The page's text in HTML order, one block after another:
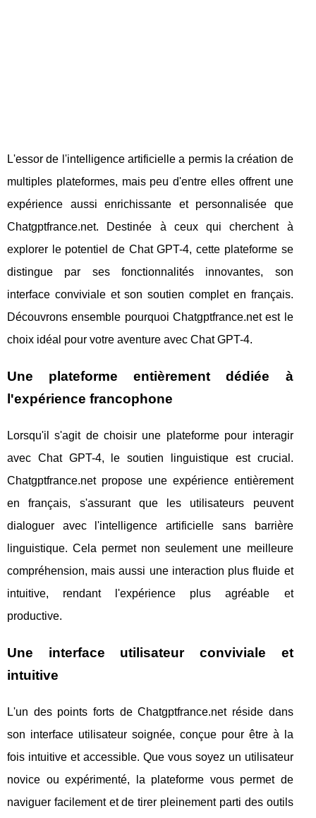
L'essor de l'intelligence artificielle a permis la création de
multiples plateformes, mais peu d'entre elles offrent une
expérience aussi enrichissante et personnalisée que
Chatgptfrance.net. Destinée à ceux qui cherchent à
explorer le potentiel de Chat GPT-4, cette plateforme se
distingue par ses fonctionnalités innovantes, son
interface conviviale et son soutien complet en français.
Découvrons ensemble pourquoi Chatgptfrance.net est le
choix idéal pour votre aventure avec Chat GPT-4.
Une plateforme entièrement dédiée à
l'expérience francophone
Lorsqu'il s'agit de choisir une plateforme pour interagir
avec Chat GPT-4, le soutien linguistique est crucial.
Chatgptfrance.net propose une expérience entièrement
en français, s'assurant que les utilisateurs peuvent
dialoguer avec l'intelligence artificielle sans barrière
linguistique. Cela permet non seulement une meilleure
compréhension, mais aussi une interaction plus fluide et
intuitive, rendant l'expérience plus agréable et
productive.
Une interface utilisateur conviviale et
intuitive
L'un des points forts de Chatgptfrance.net réside dans
son interface utilisateur soignée, conçue pour être à la
fois intuitive et accessible. Que vous soyez un utilisateur
novice ou expérimenté, la plateforme vous permet de
naviguer facilement et de tirer pleinement parti des outils